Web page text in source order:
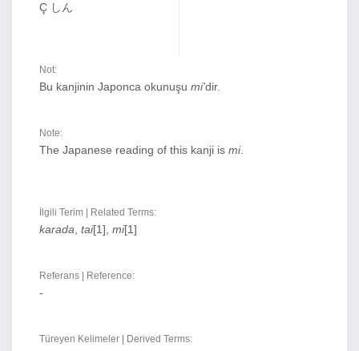
Ç しん
Not:
Bu kanjinin Japonca okunuşu mi'dir.
Note:
The Japanese reading of this kanji is mi.
İlgili Terim | Related Terms:
karada tai[1], mi[1]
Referans | Reference:
-
Türeyen Kelimeler | Derived Terms: